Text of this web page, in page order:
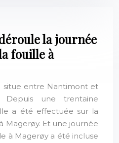
la journée
fouille à
situe entre Nantimont et
Depuis une trentaine
a été effectuée sur la
Magerøy. Et une journée
à Magerøy a été incluse